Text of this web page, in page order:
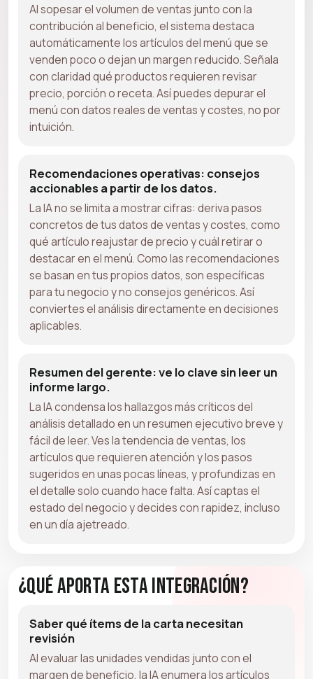
Al sopesar el volumen de ventas junto con la
contribución al beneficio, el sistema destaca
automáticamente los artículos del menú que se
venden poco o dejan un margen reducido. Señala
con claridad qué productos requieren revisar
precio, porción o receta. Así puedes depurar el
menú con datos reales de ventas y costes, no por
intuición.
Recomendaciones operativas: consejos
accionables a partir de los datos.
La IA no se limita a mostrar cifras: deriva pasos
concretos de tus datos de ventas y costes, como
qué artículo reajustar de precio y cuál retirar o
destacar en el menú. Como las recomendaciones
se basan en tus propios datos, son específicas
para tu negocio y no consejos genéricos. Así
conviertes el análisis directamente en decisiones
aplicables.
Resumen del gerente: ve lo clave sin leer un
informe largo.
La IA condensa los hallazgos más críticos del
análisis detallado en un resumen ejecutivo breve y
fácil de leer. Ves la tendencia de ventas, los
artículos que requieren atención y los pasos
sugeridos en unas pocas líneas, y profundizas en
el detalle solo cuando hace falta. Así captas el
estado del negocio y decides con rapidez, incluso
en un día ajetreado.
¿Qué aporta esta integración?
Saber qué ítems de la carta necesitan
revisión
Al evaluar las unidades vendidas junto con el
margen de beneficio, la IA enumera los artículos